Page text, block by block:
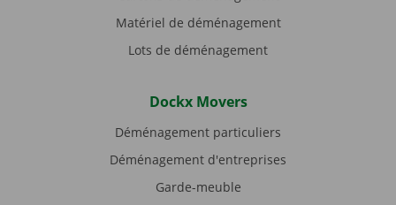
Matériel de déménagement
Lots de déménagement
Dockx Movers
Déménagement particuliers
Déménagement d'entreprises
Garde-meuble